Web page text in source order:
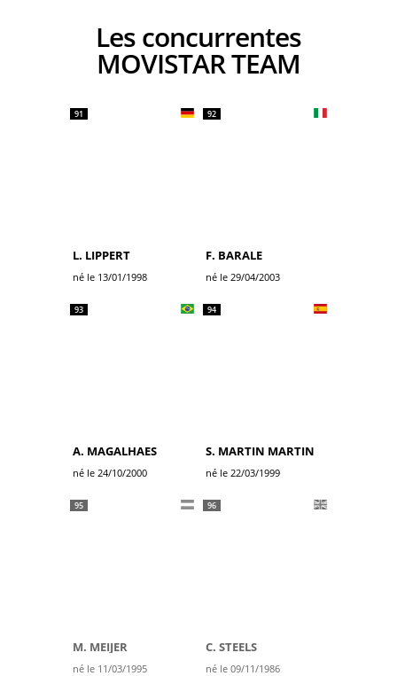
Les concurrentes
MOVISTAR TEAM
91
L. LIPPERT
né le 13/01/1998
92
F. BARALE
né le 29/04/2003
93
A. MAGALHAES
né le 24/10/2000
94
S. MARTIN MARTIN
né le 22/03/1999
95
M. MEIJER
né le 11/03/1995
96
C. STEELS
né le 09/11/1986